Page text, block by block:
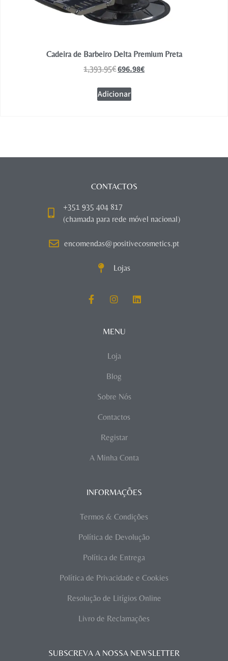
Cadeira de Barbeiro Delta Premium Preta
1,393.95€696.98€
Adicionar
CONTACTOS
+351 935 404 817
(chamada para rede móvel nacional)
encomendas@positivecosmetics.pt
Lojas
MENU
Loja
Blog
Sobre Nós
Contactos
Registar
A Minha Conta
INFORMAÇÕES
Termos & Condições
Política de Devolução
Política de Entrega
Política de Privacidade e Cookies
Resolução de Litígios Online
Livro de Reclamações
SUBSCREVA A NOSSA NEWSLETTER